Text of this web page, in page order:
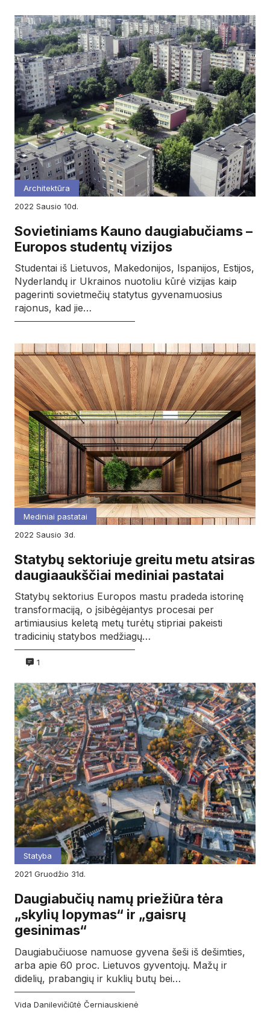
Architektūra
2022
sausio 10d.
Sovietiniams Kauno daugiabučiams –
Europos studentų vizijos
Studentai iš Lietuvos, Makedonijos, Ispanijos, Estijos,
Nyderlandų ir Ukrainos nuotoliu kūrė vizijas kaip
pagerinti sovietmečių statytus gyvenamuosius
rajonus, kad jie…
Mediniai pastatai
2022
sausio 3d.
Statybų sektoriuje greitu metu atsiras
daugiaaukščiai mediniai pastatai
Statybų sektorius Europos mastu pradeda istorinę
transformaciją, o įsibėgėjantys procesai per
artimiausius keletą metų turėtų stipriai pakeisti
tradicinių statybos medžiagų…
1
Statyba
2021
gruodžio 31d.
Daugiabučių namų priežiūra tėra
„skylių lopymas“ ir „gaisrų
gesinimas“
Daugiabučiuose namuose gyvena šeši iš dešimties,
arba apie 60 proc. Lietuvos gyventojų. Mažų ir
didelių, prabangių ir kuklių butų bei…
Vida Danilevičiūtė Černiauskienė